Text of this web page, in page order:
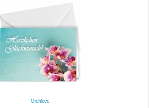
Orchidee